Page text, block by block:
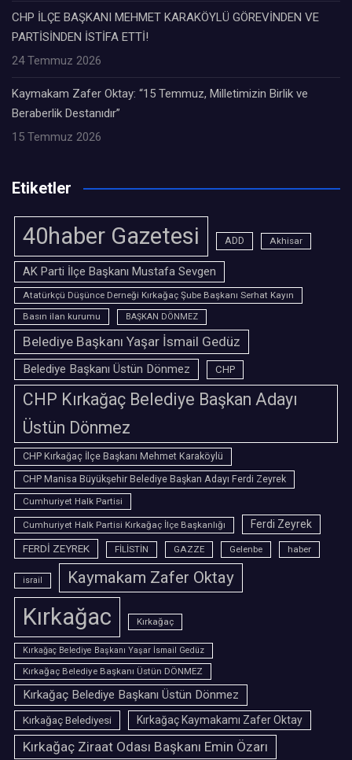
CHP İLÇE BAŞKANI MEHMET KARAKÖYLÜ GÖREVİNDEN VE
PARTİSİNDEN İSTİFA ETTİ!
24 Temmuz 2026
Kaymakam Zafer Oktay: “15 Temmuz, Milletimizin Birlik ve
Beraberlik Destanıdır”
15 Temmuz 2026
Etiketler
40haber Gazetesi ADD Akhisar
AK Parti İlçe Başkanı Mustafa Sevgen
Atatürkçü Düşünce Derneği Kırkağaç Şube Başkanı Serhat Kayın
Basın ilan kurumu
BAŞKAN DÖNMEZ
Belediye Başkanı Yaşar İsmail Gedüz
Belediye Başkanı Üstün Dönmez CHP
CHP Kırkağaç Belediye Başkan Adayı
Üstün Dönmez
CHP Kırkağaç İlçe Başkanı Mehmet Karaköylü
CHP Manisa Büyükşehir Belediye Başkan Adayı Ferdi Zeyrek
Cumhuriyet Halk Partisi
Cumhuriyet Halk Partisi Kırkağaç İlçe Başkanlığı
Ferdi Zeyrek
FERDİ ZEYREK
FİLİSTİN GAZZE Gelenbe haber
israil Kaymakam Zafer Oktay
Kırkağac Kırkağaç
Kırkağaç Belediye Başkanı Yaşar İsmail Gedüz
Kırkağaç Belediye Başkanı Üstün DÖNMEZ
Kırkağaç Belediye Başkanı Üstün Dönmez
Kırkağaç Belediyesi Kırkağaç Kaymakamı Zafer Oktay
Kırkağaç Ziraat Odası Başkanı Emin Özarı